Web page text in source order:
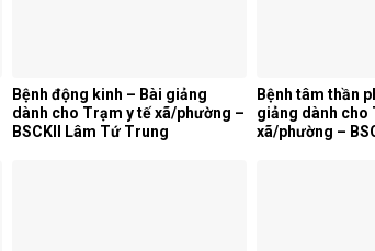
Bệnh động kinh – Bài giảng
dành cho Trạm y tế xã/phường –
BSCKII Lâm Tứ Trung
Bệnh tâm thần
giảng dành cho
xã/phường –